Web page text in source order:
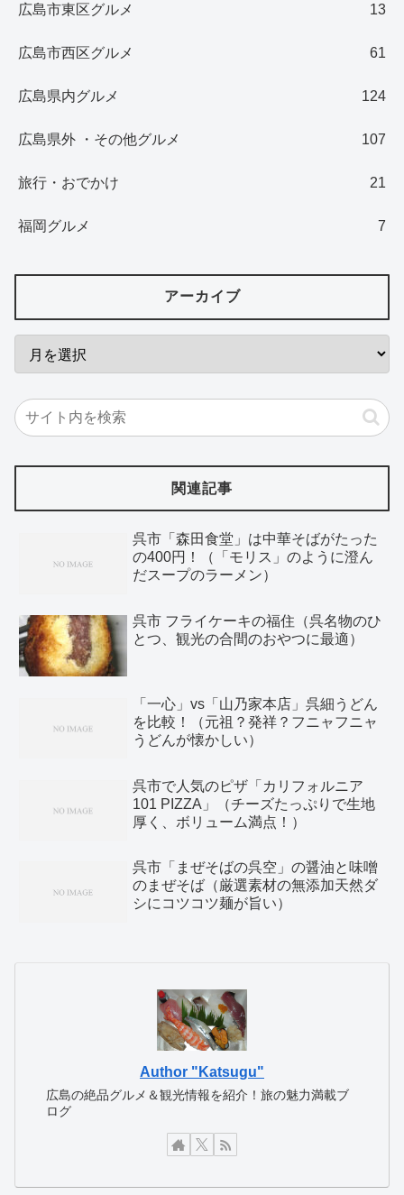
広島市東区グルメ 13
広島市西区グルメ 61
広島県内グルメ 124
広島県外 ・その他グルメ 107
旅行・おでかけ 21
福岡グルメ 7
アーカイブ
関連記事
呉市「森田食堂」は中華そばがたった
の400円！（「モリス」のように澄ん
だスープのラーメン）
呉市 フライケーキの福住（呉名物のひ
とつ、観光の合間のおやつに最適）
「一心」vs「山乃家本店」呉細うどん
を比較！（元祖？発祥？フニャフニャ
うどんが懐かしい）
呉市で人気のピザ「カリフォルニア
101 PIZZA」（チーズたっぷりで生地
厚く、ボリューム満点！）
呉市「まぜそばの呉空」の醤油と味噌
のまぜそば（厳選素材の無添加天然ダ
シにコツコツ麺が旨い）
Author "Katsugu"
広島の絶品グルメ＆観光情報を紹介！旅の魅力満載ブ
ログ